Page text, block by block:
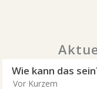
Wie kann das
Vor Kurzem